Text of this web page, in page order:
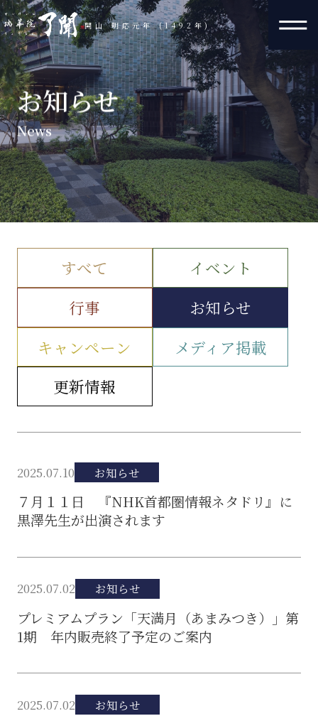
開山 明応元年 (1492年)
お知らせ
News
すべて
イベント
行事
お知らせ
キャンペーン
メディア掲載
更新情報
2025.07.10 お知らせ
７月１１日 『NHK首都圏情報ネタドリ』に
黒澤先生が出演されます
2025.07.02 お知らせ
プレミアムプラン「天満月（あまみつき）」第
1期 年内販売終了予定のご案内
2025.07.02 お知らせ